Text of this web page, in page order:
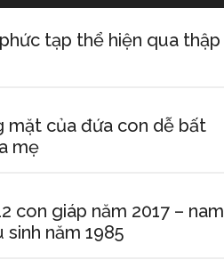
tạp thể hiện qua thập
mặt của đứa con dễ bất
mẹ
con giáp năm 2017 – nam
sinh năm 1985